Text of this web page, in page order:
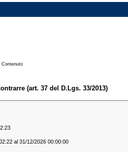
Contenuto
(art. 37 del D.Lgs. 33/2013)
al 31/12/2026 00:00:00